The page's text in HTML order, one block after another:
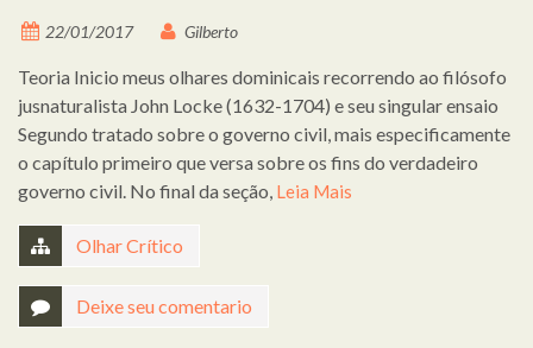
22/01/2017 Gilberto
Teoria Inicio meus olhares dominicais recorrendo ao filósofo
jusnaturalista John Locke (1632-1704) e seu singular ensaio
Segundo tratado sobre o governo civil, mais especificamente
o capítulo primeiro que versa sobre os fins do verdadeiro
governo civil. No final da seção, Leia Mais
Olhar Crítico
Deixe seu comentario